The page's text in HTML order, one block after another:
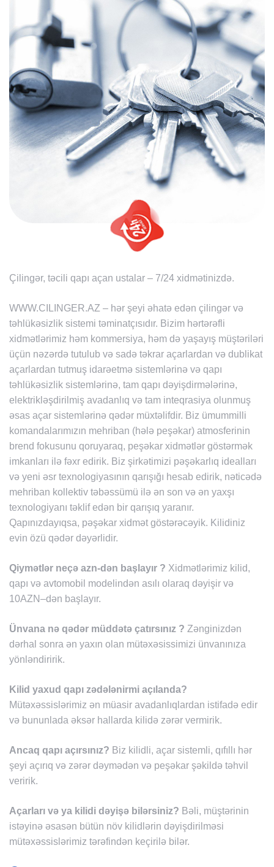
Çilingər, təcili qapı açan ustalar – 7/24 xidmətinizdə.
WWW.CILINGER.AZ – hər şeyi əhatə edən çilingər və
təhlükəsizlik sistemi təminatçısıdır. Bizim hərtərəfli
xidmətlərimiz həm kommersiya, həm də yaşayış müştəriləri
üçün nəzərdə tutulub və sadə təkrar açarlardan və dublikat
açarlardan tutmuş idarəetmə sistemlərinə və qapı
təhlükəsizlik sistemlərinə, tam qapı dəyişdirmələrinə,
elektrikləşdirilmiş avadanlıq və tam inteqrasiya olunmuş
əsas açar sistemlərinə qədər müxtəlifdir. Biz ümummilli
komandalarımızın mehriban (hələ peşəkar) atmosferinin
brend fokusunu qoruyaraq, peşəkar xidmətlər göstərmək
imkanları ilə fəxr edirik. Biz şirkətimizi pəşəkarlıq idealları
və yeni əsr texnologiyasının qarışığı hesab edirik, nəticədə
mehriban kollektiv təbəssümü ilə ən son və ən yaxşı
texnologiyanı təklif edən bir qarışıq yaranır.
Qapınızdayıqsa, pəşəkar xidmət göstərəcəyik. Kilidiniz
evin özü qədər dəyərlidir.
Qiymətlər neçə azn-dən başlayır ? Xidmətlərimiz kilid,
qapı və avtomobil modelindən asılı olaraq dəyişir və
10AZN–dən başlayır.
Ünvana nə qədər müddətə çatırsınız ? Zənginizdən
dərhal sonra ən yaxın olan mütəxəsissimizi ünvanınıza
yönləndiririk.
Kilid yaxud qapı zədələnirmi açılanda?
Mütəxəssislərimiz ən müasir avadanlıqlardan istifadə edir
və bununlada əksər hallarda kilidə zərər vermirik.
Ancaq qapı açırsınız? Biz kilidli, açar sistemli, qıfıllı hər
şeyi açırıq və zərər dəymədən və peşəkar şəkildə təhvil
veririk.
Açarları və ya kilidi dəyişə bilərsiniz? Bəli, müştərinin
istəyinə əsasən bütün növ kilidlərin dəyişdirilməsi
mütəxəssislərimiz tərəfindən keçirilə bilər.